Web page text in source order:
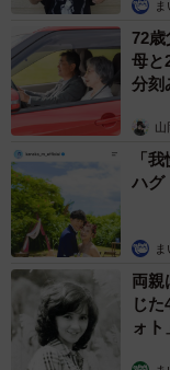
72
母と
分刻
山
「
ハグ
両
じ
ォ